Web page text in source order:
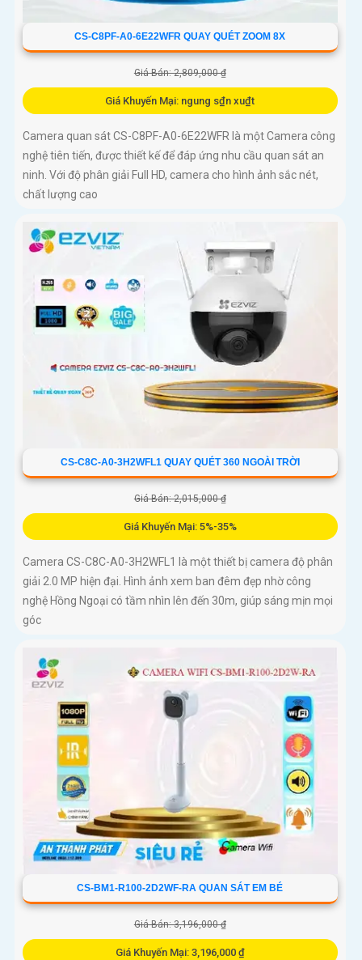
CS-C8PF-A0-6E22WFR QUAY QUÉT ZOOM 8X
Giá Bán: 2,809,000 ₫
Giá Khuyến Mại: ngung s₫n xu₫t
Camera quan sát CS-C8PF-A0-6E22WFR là một Camera công
nghệ tiên tiến, được thiết kế để đáp ứng nhu cầu quan sát an
ninh. Với độ phân giải Full HD, camera cho hình ảnh sắc nét,
chất lượng cao
CS-C8C-A0-3H2WFL1 QUAY QUÉT 360 NGOÀI TRỜI
Giá Bán: 2,015,000 ₫
Giá Khuyến Mại: 5%-35%
Camera CS-C8C-A0-3H2WFL1 là một thiết bị camera độ phân
giải 2.0 MP hiện đại. Hình ảnh xem ban đêm đẹp nhờ công
nghệ Hồng Ngoại có tầm nhìn lên đến 30m, giúp sáng mịn mọi
góc
CS-BM1-R100-2D2WF-RA QUAN SÁT EM BÉ
Giá Bán: 3,196,000 ₫
Giá Khuyến Mại: 3,196,000 ₫